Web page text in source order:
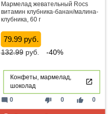
Мармелад жевательный Rocs
витамин клубника-банан/малина-
клубника, 60 г
79.99 руб.
132.99руб. -40%
Конфеты, мармелад,
шоколад
thumb_down 0 thumb_up 0
mode_comment 0